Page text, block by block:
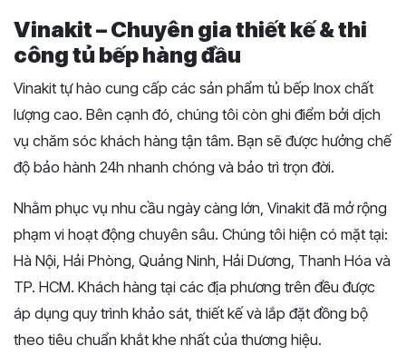
Vinakit – Chuyên gia thiết kế & thi
công tủ bếp hàng đầu
Vinakit tự hào cung cấp các sản phẩm tủ bếp Inox chất
lượng cao. Bên cạnh đó, chúng tôi còn ghi điểm bởi dịch
vụ chăm sóc khách hàng tận tâm. Bạn sẽ được hưởng chế
độ bảo hành 24h nhanh chóng và bảo trì trọn đời.
Nhằm phục vụ nhu cầu ngày càng lớn, Vinakit đã mở rộng
phạm vi hoạt động chuyên sâu. Chúng tôi hiện có mặt tại:
Hà Nội, Hải Phòng, Quảng Ninh, Hải Dương, Thanh Hóa và
TP. HCM. Khách hàng tại các địa phương trên đều được
áp dụng quy trình khảo sát, thiết kế và lắp đặt đồng bộ
theo tiêu chuẩn khắt khe nhất của thương hiệu.